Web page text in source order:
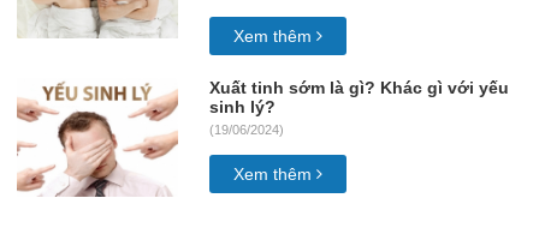
Xem thêm
Xuất tinh sớm là gì? Khác gì với yếu
sinh lý?
(19/06/2024)
Xem thêm